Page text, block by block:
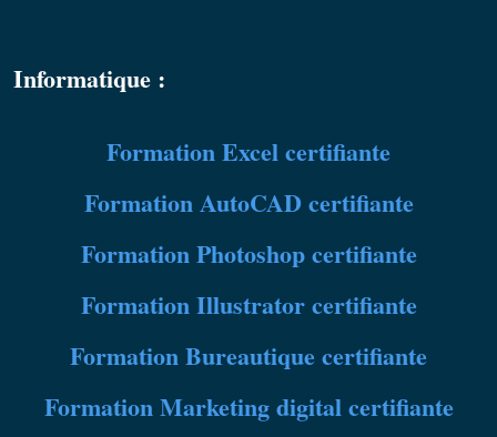
Informatique :
FormationExcel certifiante
FormationAutoCAD certifiante
FormationPhotoshop certifiante
FormationIllustrator certifiante
FormationBureautique certifiante
FormationMarketing digital certifiante